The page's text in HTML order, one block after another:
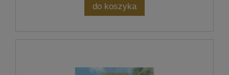
do koszyka